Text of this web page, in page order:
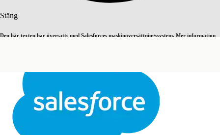
Stäng
Den här texten har översatts med Salesforces maskinöversättningssystem. Mer information
StängStäng